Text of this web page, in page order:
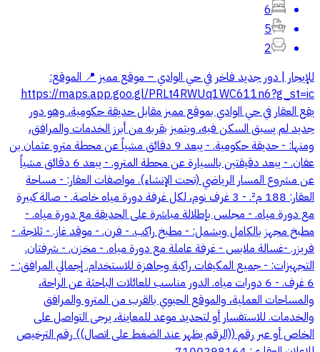
6
5
2
للإيجار | دور جديد فاخر في حي الوادي – موقع مميز 📍 الموقع:
https://maps.app.goo.gl/PRLt4RWUq1WC611n6?g_st=ic
يقع العقار في حي الوادي بموقع مميز مقابل حديقة حكومية، وهو دور
جديد لم يسبق السكن فيه، ويتميز بقربه من أبرز الخدمات والمرافق،
ومنها: - حديقة حكومية. - يبعد 9 دقائق مشياً عن محطة مترو عثمان بن
عفان. - يبعد دقيقتين بالسيارة عن محطة المترو. - يبعد 6 دقائق مشياً
عن مشروع المسار الرياضي (تحت الإنشاء). مواصفات العقار: - مساحة
العقار: 188 م². - 3 غرف نوم، لكل غرفة دورة مياه خاصة. - صالة كبيرة
مع دورة مياه. - مجلس بإطلالة مباشرة على الحديقة مع دورة مياه. -
مطبخ مجهز بالكامل ويشمل: - مطبخ راكب. - فرن. - موقد غاز. - ثلاجة. -
فريزر. -غسالة ملابس - غرفة عاملة مع دورة مياه. - مخزن. - شرفتان.
التجهيزات: - جميع المكيفات راكبة وجاهزة للاستخدام. إجمالي المرافق: -
6 غرف. - 6 دورات مياه. الدور مناسب للعائلات الباحثة عن الراحة،
والمساحات العملية، والموقع الحيوي بالقرب من المترو والمرافق
والخدمات. للاستفسار أو لتحديد موعد للمعاينة، يرجى التواصل على
الخاص أو عبر رقم ((الرقم يظهر عند الضغط على اتصال)) رقم الترخيص